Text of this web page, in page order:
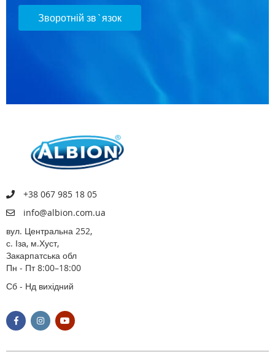
Зворотній зв`язок
+38 067 985 18 05
info@albion.com.ua
вул. Центральна 252,
с. Іза, м.Хуст,
Закарпатська обл
Пн - Пт 8:00–18:00
Сб - Нд вихідний